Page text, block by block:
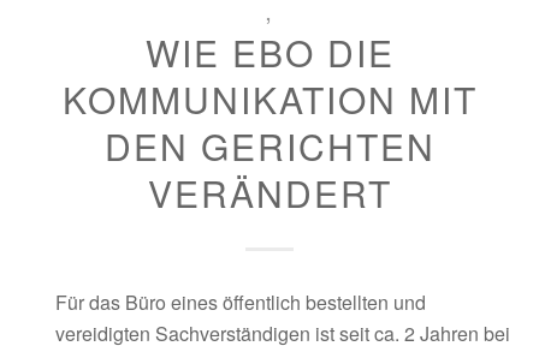
,
WIE EBO DIE
KOMMUNIKATION MIT
DEN GERICHTEN
VERÄNDERT
Für das Büro eines öffentlich bestellten und
vereidigten Sachverständigen ist seit ca. 2 Jahren bei